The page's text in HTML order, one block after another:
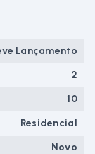
Lançamento
2
10
Residencial
Novo